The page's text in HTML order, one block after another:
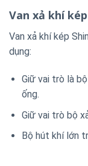
Van xả khí kép
Van xả khí kép
dụng:
Giữ vai trò là
ống.
Giữ vai trò bộ
Bộ hút khí lớn